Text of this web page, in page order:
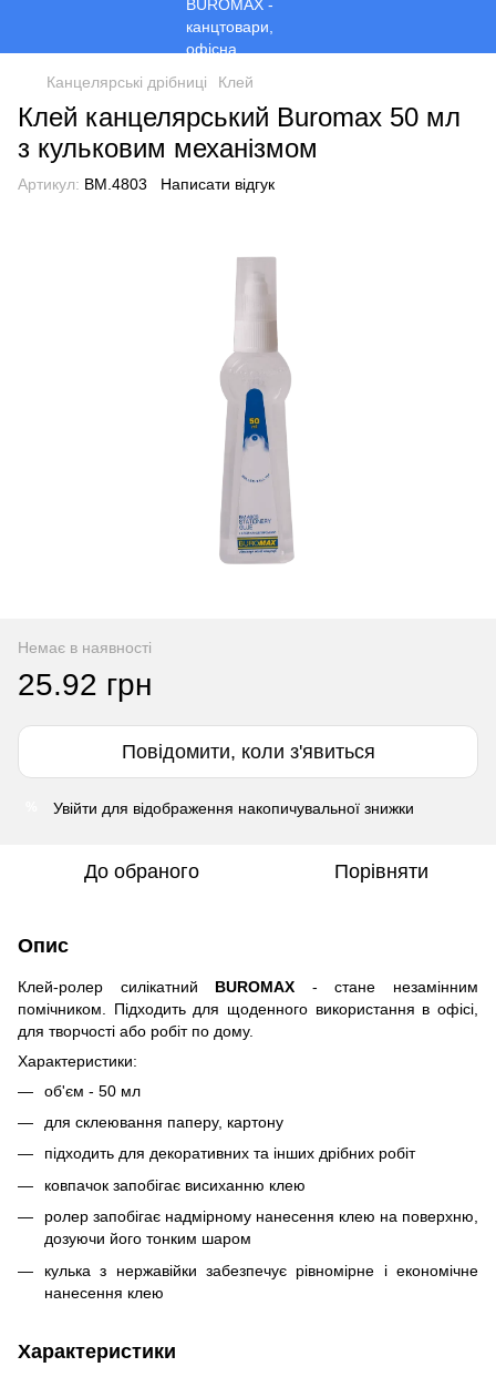
Канцелярські дрібниці Клей
Клей канцелярський Buromax 50 мл
з кульковим механізмом
Артикул: BM.4803 Написати відгук
Немає в наявності
25.92 грн
Повідомити, коли з'явиться
Увійти для відображення накопичувальної знижки
До обраного Порівняти
Опис
Клей-ролер силікатний BUROMAX - стане незамінним
помічником. Підходить для щоденного використання в офісі,
для творчості або робіт по дому.
Характеристики:
об'єм - 50 мл
для склеювання паперу, картону
підходить для декоративних та інших дрібних робіт
ковпачок запобігає висиханню клею
ролер запобігає надмірному нанесення клею на поверхню,
дозуючи його тонким шаром
кулька з нержавійки забезпечує рівномірне і економічне
нанесення клею
Характеристики